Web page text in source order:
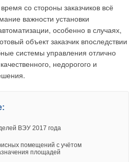
со стороны заказчиков всё
важности установки
особенно в случаях,
объект заказчик впоследствии
системы управления отлично
недорогого и
ВЭУ 2017 года
помещений с учётом
площадей